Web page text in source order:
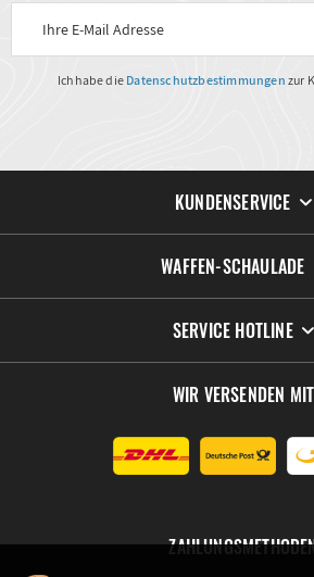
Ich habe die Datenschutzbestimmungen zur
KUNDENSERVICE
WAFFEN-SCHAULADE
SERVICE HOTLINE
WIR VERSENDEN MIT